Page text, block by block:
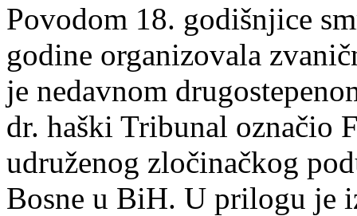
Povodom 18. godišnjice
godine organizovala
je nedavnom
dr. haški Tribunal označio
udruženog zločinačkog
Bosne u BiH. U prilogu